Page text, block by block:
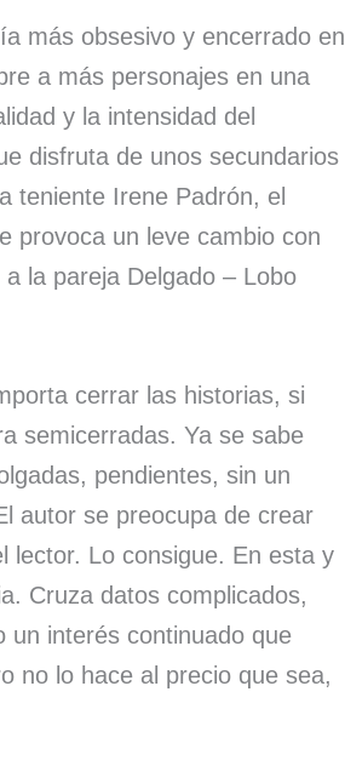
más obsesivo y encerrado en
a más personajes en una
y la intensidad del
disfruta de unos secundarios
teniente Irene Padrón, el
provoca un leve cambio con
la pareja Delgado – Lobo
cerrar las historias, si
semicerradas. Ya se sabe
pendientes, sin un
autor se preocupa de crear
lector. Lo consigue. En esta y
Cruza datos complicados,
un interés continuado que
no lo hace al precio que sea,